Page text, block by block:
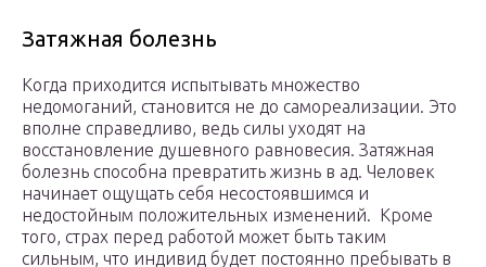
Затяжная болезнь
Когда приходится испытывать множество
недомоганий, становится не до самореализации. Это
вполне справедливо, ведь силы уходят на
восстановление душевного равновесия. Затяжная
болезнь способна превратить жизнь в ад. Человек
начинает ощущать себя несостоявшимся и
недостойным положительных изменений. Кроме
того, страх перед работой может быть таким
сильным, что индивид будет постоянно пребывать в